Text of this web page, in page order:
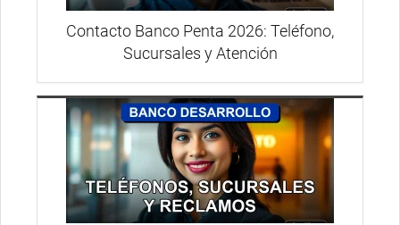
Contacto Banco Penta 2026: Teléfono,
Sucursales y Atención